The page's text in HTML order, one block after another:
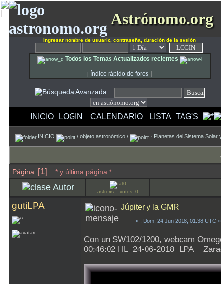
Astrónomo.org
Ingresar nombre de usuario, contraseña, duración de la sesión
Todos los Temas Actualizados recientes
| Índice rápido de foros|
INICIO LOGIN CALENDARIO LISTA TAG'S
INICIO / objeto astronómico / · Planetas del Sistema
Página: [1] * y última página *
Autor astrons: votos: 0
gutiLPA Júpiter y la GMR
« : Dom, 24 Jun 2018, 01:38 UTC »
Con un SW102/1200, webcam
00:46:02 HL 24-06-2018 LPA